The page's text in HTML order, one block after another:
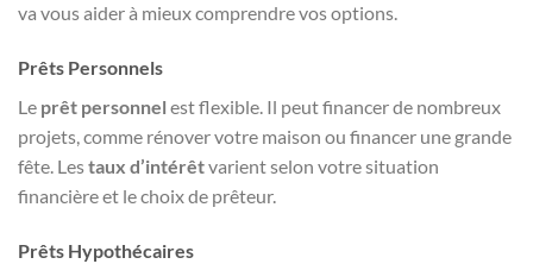
va vous aider à mieux comprendre vos options.
Prêts Personnels
Le prêt personnel est flexible. Il peut financer de nombreux
projets, comme rénover votre maison ou financer une grande
fête. Lestaux d’intérêtvarient selon votre situation
financière et le choix de prêteur.
Prêts Hypothécaires